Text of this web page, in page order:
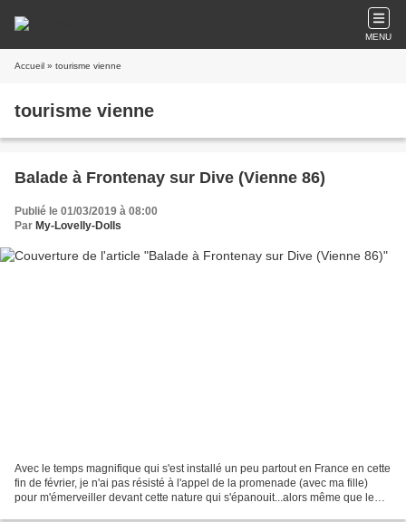
MENU
Accueil » tourisme vienne
tourisme vienne
Balade à Frontenay sur Dive (Vienne 86)
Publié le 01/03/2019 à 08:00
Par My-Lovelly-Dolls
Avec le temps magnifique qui s'est installé un peu partout en France en cette
fin de février, je n'ai pas résisté à l'appel de la promenade (avec ma fille)
pour m'émerveiller devant cette nature qui s'épanouit...alors même que le